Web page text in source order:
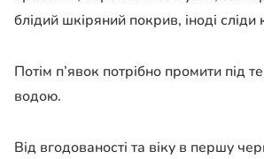
блідий шкіряний покрив, іноді сліди
Потім п’явок потрібно промити під
водою.
Від вгодованості та віку в першу